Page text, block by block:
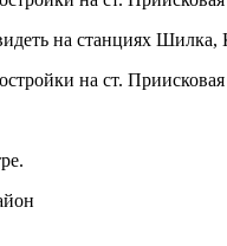
на станциях Шилка,